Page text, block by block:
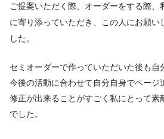
ご提案いただく際、オーダーをする際、
に寄り添っていただき、この人にお願い
した。
セミオーダーで作っていただいた後も自
今後の活動に合わせて自分自身でページ
修正が出来ることがすごく私にとって素
でした。